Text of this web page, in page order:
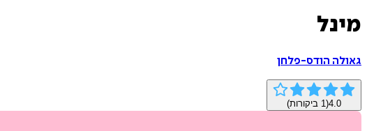
מינל
גאולה הודס-פלחן
4.0
(
1 ביקורות)